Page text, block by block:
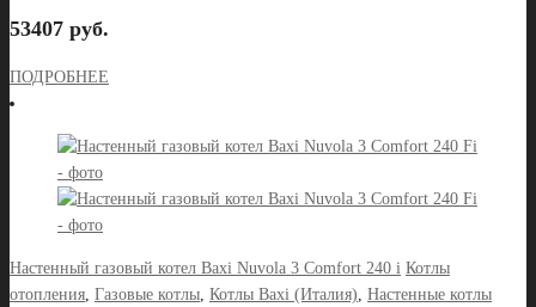
53407 руб.
ПОДРОБНЕЕ
Настенный газовый котел Baxi Nuvola 3 Comfort 240 i Котлы
отопления, Газовые котлы, Котлы Baxi (Италия), Настенные котлы